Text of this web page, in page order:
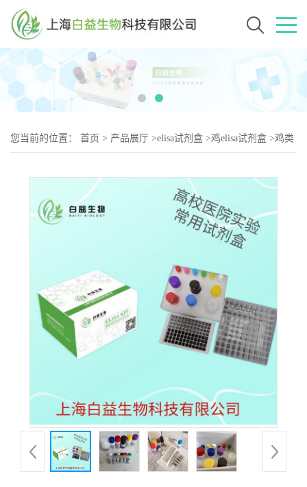
您当前的位置： 首页 > 产品展厅 >elisa试剂盒 >鸡elisa试剂盒 >鸡类